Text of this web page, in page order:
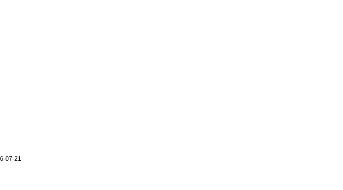
07-21